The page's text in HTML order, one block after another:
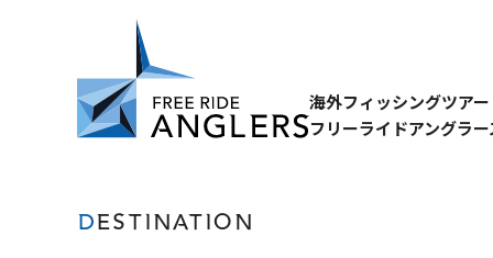
海外フィッシングツアー
フリーライドアングラー
DESTINATION